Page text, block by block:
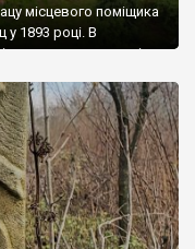
місцевого поміщика
1893 році. В
школа, потім
лікарню. Коли із